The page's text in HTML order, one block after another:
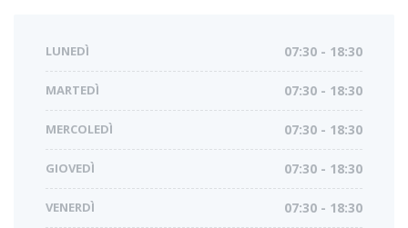
LUNEDÌ 07:30 - 18:30
MARTEDÌ 07:30 - 18:30
MERCOLEDÌ 07:30 - 18:30
GIOVEDÌ 07:30 - 18:30
VENERDÌ 07:30 - 18:30